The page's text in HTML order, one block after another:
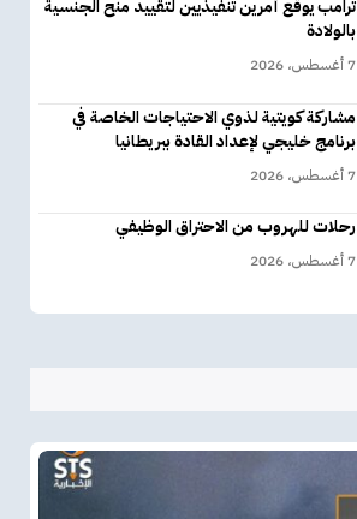
ترامب يوقع أمرين تنفيذيين لتقييد منح الجنسية
بالولادة
7 أغسطس، 2026
مشاركة كويتية لذوي الاحتياجات الخاصة في
برنامج خليجي لإعداد القادة ببريطانيا
7 أغسطس، 2026
رحلات للهروب من الاحتراق الوظيفي
7 أغسطس، 2026